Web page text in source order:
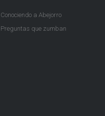
Conociendo a Abejorro
Preguntas que zumban